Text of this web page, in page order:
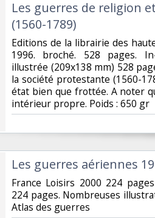
‎Les guerres de religion
(1560-1789)‎
‎Editions de la librairie des
1996. broché. 528 pages.
illustrée (209x138 mm) 528
la société protestante (1560-
état bien que frottée. A noter
intérieur propre. Poids : 650 gr‎
‎Les guerres aériennes
‎France Loisirs 2000 224
224 pages. Nombreuses
Atlas des guerres‎